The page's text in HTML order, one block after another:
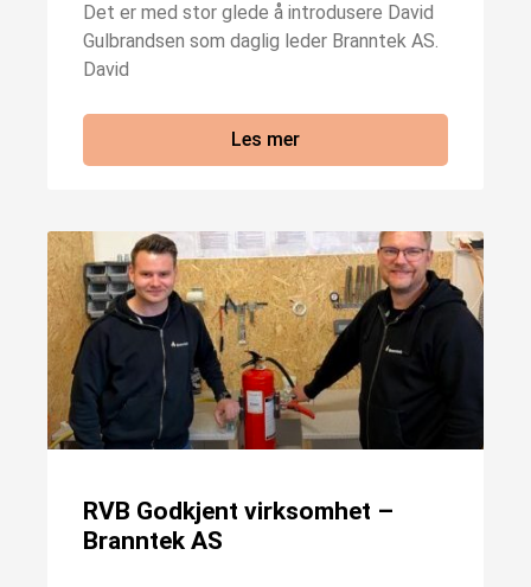
Det er med stor glede å introdusere David
Gulbrandsen som daglig leder Branntek AS.
David
Les mer
RVB Godkjent virksomhet –
Branntek AS